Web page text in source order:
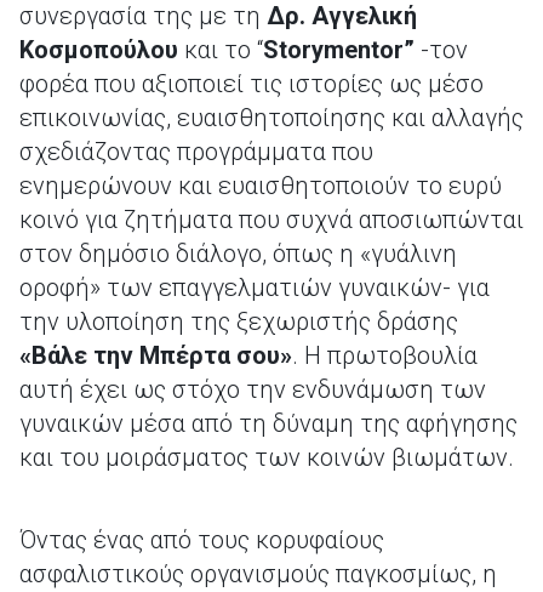
συνεργασία της με τη Δρ. Αγγελική
Κοσμοπούλου και το “Storymentor” -τον
φορέα που αξιοποιεί τις ιστορίες ως μέσο
επικοινωνίας, ευαισθητοποίησης και αλλαγής
σχεδιάζοντας προγράμματα που
ενημερώνουν και ευαισθητοποιούν το ευρύ
κοινό για ζητήματα που συχνά αποσιωπώνται
στον δημόσιο διάλογο, όπως η «γυάλινη
οροφή» των επαγγελματιών γυναικών- για
την υλοποίηση της ξεχωριστής δράσης
«Βάλε την Μπέρτα σου». Η πρωτοβουλία
αυτή έχει ως στόχο την ενδυνάμωση των
γυναικών μέσα από τη δύναμη της αφήγησης
και του μοιράσματος των κοινών βιωμάτων.
Όντας ένας από τους κορυφαίους
ασφαλιστικούς οργανισμούς παγκοσμίως, η